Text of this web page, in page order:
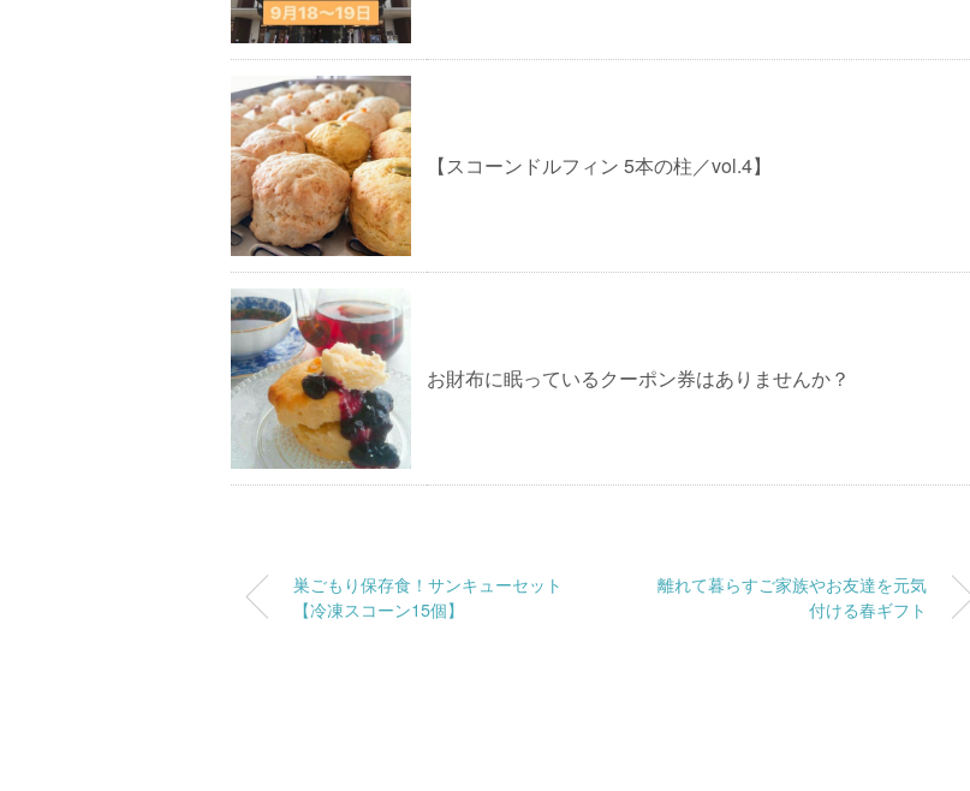
【スコーンドルフィン 5本の柱／vol.4】
お財布に眠っているクーポン券はありませんか？
巣ごもり保存食！サンキューセット
【冷凍スコーン15個】
離れて暮らすご家族やお友達を元気
付ける春ギフト